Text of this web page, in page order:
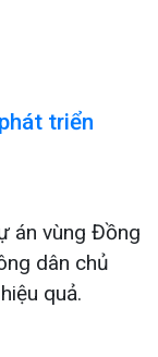
triển
án vùng Đồng
dân chủ
quả.